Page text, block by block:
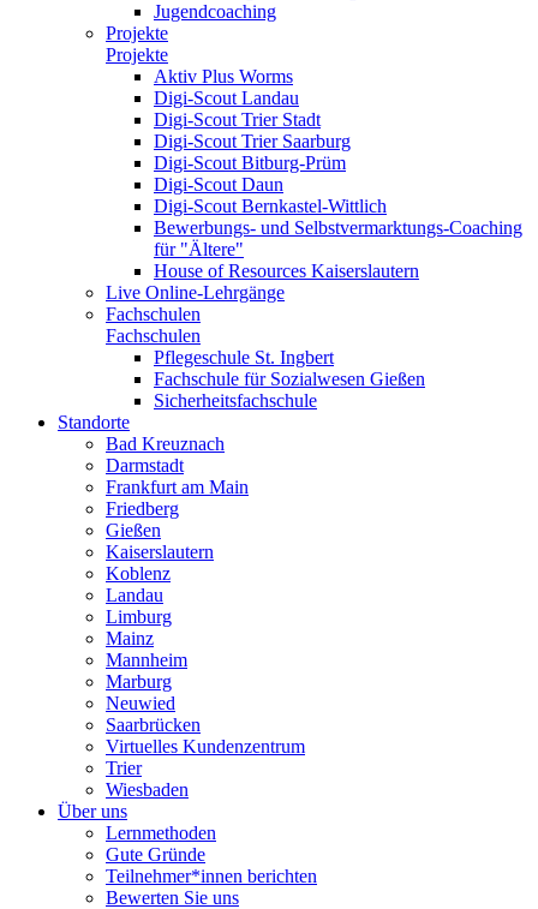
Jugendcoaching
Projekte
Projekte
Aktiv Plus Worms
Digi-Scout Landau
Digi-Scout Trier Stadt
Digi-Scout Trier Saarburg
Digi-Scout Bitburg-Prüm
Digi-Scout Daun
Digi-Scout Bernkastel-Wittlich
Bewerbungs- und Selbstvermarktungs-Coaching
für "Ältere"
House of Resources Kaiserslautern
Live Online-Lehrgänge
Fachschulen
Fachschulen
Pflegeschule St. Ingbert
Fachschule für Sozialwesen Gießen
Sicherheitsfachschule
Standorte
Bad Kreuznach
Darmstadt
Frankfurt am Main
Friedberg
Gießen
Kaiserslautern
Koblenz
Landau
Limburg
Mainz
Mannheim
Marburg
Neuwied
Saarbrücken
Virtuelles Kundenzentrum
Trier
Wiesbaden
Über uns
Lernmethoden
Gute Gründe
Teilnehmer*innen berichten
Bewerten Sie uns